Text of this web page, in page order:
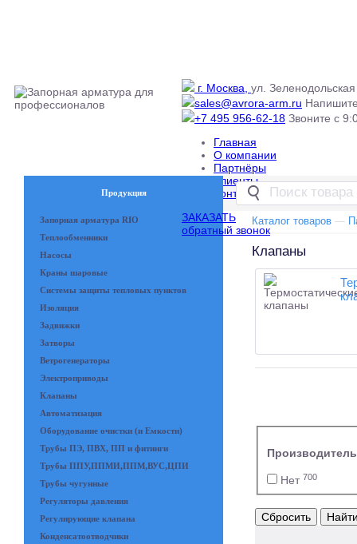
г. Москва, ул.
sales@avrora-arm.ru
+7 495 956-62-18 Звоните с
Главная
О компании
Партнёры
Клиенты
Контакты
ЗАКАЗАТЬ
обратный звонок
Продукция
Запорная арматура RIO
Теплообменники
Насосы
Краны шаровые
Системы защиты тепловых пунктов
Изоляция
Задвижки
Затворы
Ветрогенераторы
Электроприводы
Клапаны
Автоматизация
Оборудование очистки (и Емкости)
Трубы ПЭ, ПВХ, ПП и фитинги
Трубы ППУ,ППМИ,ППМ,ВУС,ЦПИ
Трубы чугунные
Регуляторы давления
Регулирующие клапана
Конденсатоотводчики
Каталог товаров —
Клапаны
Производитель
Нет 700
Сбросить